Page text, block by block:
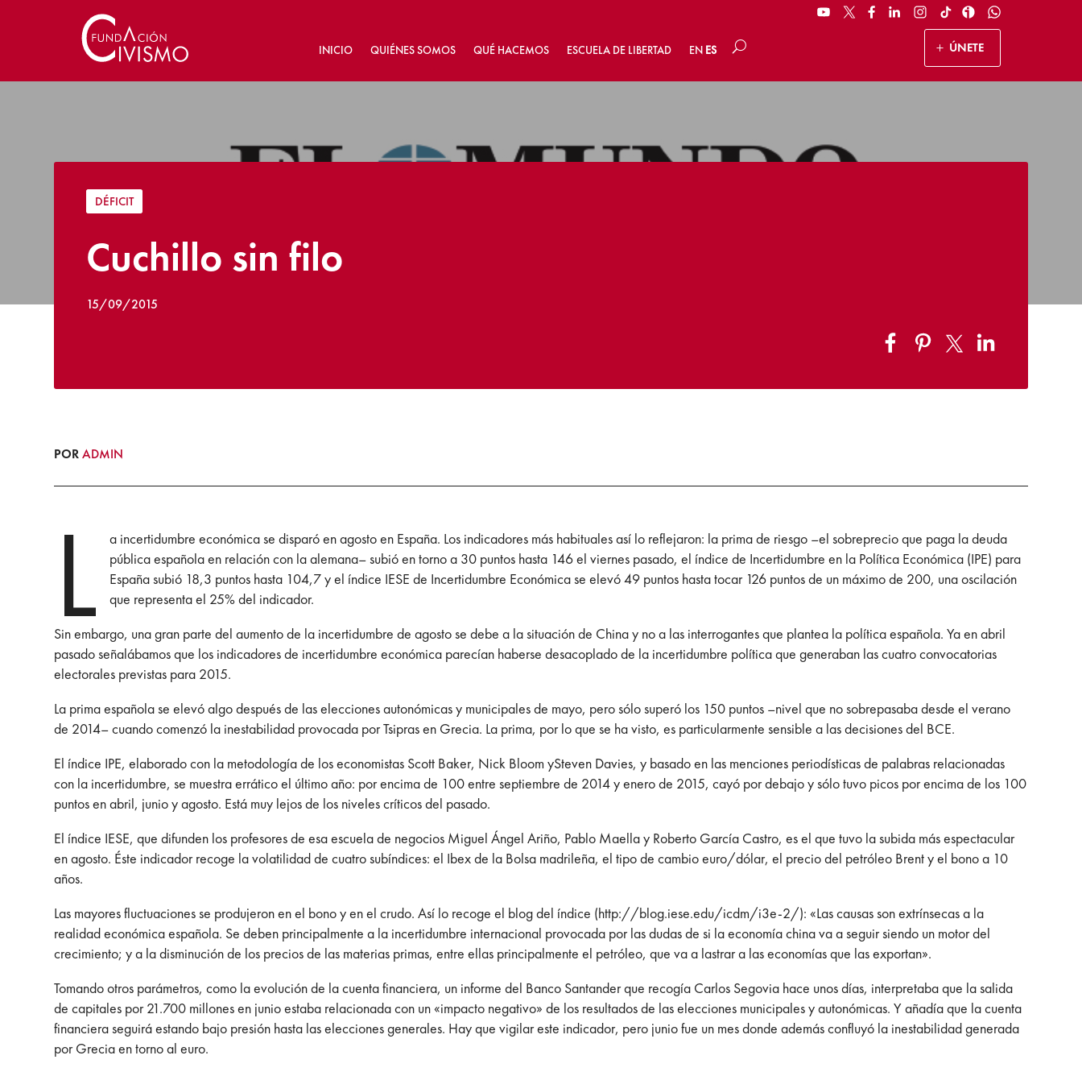
INICIO QUIÉNES SOMOS QUÉ HACEMOS ESCUELA DE LIBERTAD EN ES ÚNETE
DÉFICIT
Cuchillo sin filo
15/09/2015
PORADMIN
L
a incertidumbre económica se disparó en agosto en España. Los indicadores más habituales así lo reflejaron: la prima de riesgo –el sobreprecio que paga la deuda
pública española en relación con la alemana– subió en torno a 30 puntos hasta 146 el viernes pasado, el índice de Incertidumbre en la Política Económica (IPE) para
España subió 18,3 puntos hasta 104,7 y el índice IESE de Incertidumbre Económica se elevó 49 puntos hasta tocar 126 puntos de un máximo de 200, una oscilación
que representa el 25% del indicador.
Sin embargo, una gran parte del aumento de la incertidumbre de agosto se debe a la situación de China y no a las interrogantes que plantea la política española. Ya en abril
pasado señalábamos que los indicadores de incertidumbre económica parecían haberse desacoplado de la incertidumbre política que generaban las cuatro convocatorias
electorales previstas para 2015.
La prima española se elevó algo después de las elecciones autonómicas y municipales de mayo, pero sólo superó los 150 puntos –nivel que no sobrepasaba desde el verano
de 2014– cuando comenzó la inestabilidad provocada por Tsipras en Grecia. La prima, por lo que se ha visto, es particularmente sensible a las decisiones del BCE.
El índice IPE, elaborado con la metodología de los economistas Scott Baker, Nick Bloom ySteven Davies, y basado en las menciones periodísticas de palabras relacionadas
con la incertidumbre, se muestra errático el último año: por encima de 100 entre septiembre de 2014 y enero de 2015, cayó por debajo y sólo tuvo picos por encima de los 100
puntos en abril, junio y agosto. Está muy lejos de los niveles críticos del pasado.
El índice IESE, que difunden los profesores de esa escuela de negocios Miguel Ángel Ariño, Pablo Maella y Roberto García Castro, es el que tuvo la subida más espectacular
en agosto. Éste indicador recoge la volatilidad de cuatro subíndices: el Ibex de la Bolsa madrileña, el tipo de cambio euro/dólar, el precio del petróleo Brent y el bono a 10
años.
Las mayores fluctuaciones se produjeron en el bono y en el crudo. Así lo recoge el blog del índice (http://blog.iese.edu/icdm/i3e-2/): «Las causas son extrínsecas a la
realidad económica española. Se deben principalmente a la incertidumbre internacional provocada por las dudas de si la economía china va a seguir siendo un motor del
crecimiento; y a la disminución de los precios de las materias primas, entre ellas principalmente el petróleo, que va a lastrar a las economías que las exportan».
Tomando otros parámetros, como la evolución de la cuenta financiera, un informe del Banco Santander que recogía Carlos Segovia hace unos días, interpretaba que la salida
de capitales por 21.700 millones en junio estaba relacionada con un «impacto negativo» de los resultados de las elecciones municipales y autonómicas. Y añadía que la cuenta
financiera seguirá estando bajo presión hasta las elecciones generales. Hay que vigilar este indicador, pero junio fue un mes donde además confluyó la inestabilidad generada
por Grecia en torno al euro.